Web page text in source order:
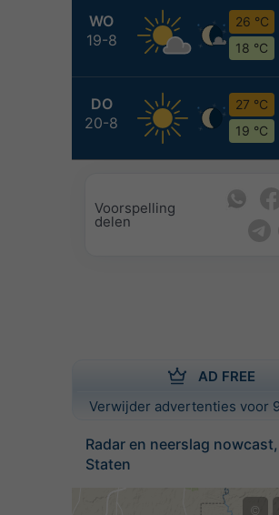
WO
19-8
26 °C
18 °C
DO
20-8
27 °C
19 °C
Voorspelling
delen
AD FREE
Verwijder advertenties voor
Radar en neerslag
Staten
©